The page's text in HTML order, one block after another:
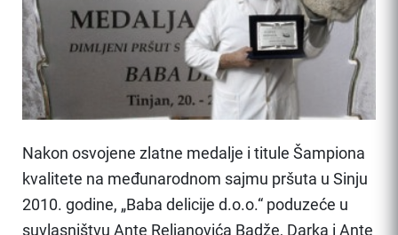
Nakon osvojene zlatne medalje i titule Šampiona
kvalitete na međunarodnom sajmu pršuta u Sinju
2010. godine, „Baba delicije d.o.o.“ poduzeće u
suvlasništvu Ante Reljanovića Badže, Darka i Ante